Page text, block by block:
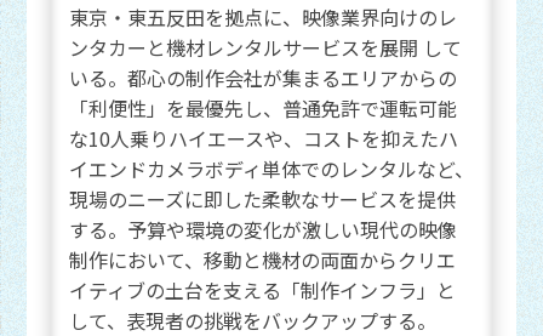
東京・東五反田を拠点に、映像業界向けのレ
ンタカーと機材レンタルサービスを展開 して
いる。都心の制作会社が集まるエリアからの
「利便性」を最優先し、普通免許で運転可能
な10人乗りハイエースや、コストを抑えたハ
イエンドカメラボディ単体でのレンタルなど、
現場のニーズに即した柔軟なサービスを提供
する。予算や環境の変化が激しい現代の映像
制作において、移動と機材の両面からクリエ
イティブの土台を支える「制作インフラ」と
して、表現者の挑戦をバックアップする。